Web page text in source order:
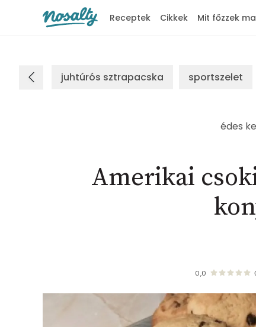
Receptek Cikkek Mit főzzek
juhtúrós sztrapacska sportszelet
édes
Amerikai
0,0